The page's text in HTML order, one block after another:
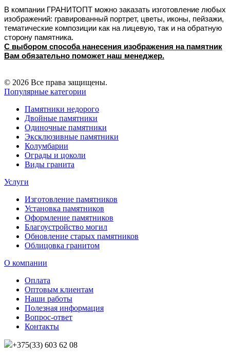
В компании ГРАНИТОПТ можно заказать изготовление любых
изображений: гравированный портрет, цветы, иконы, пейзажи,
тематические композиции как на лицевую, так и на обратную
сторону памятника.
С выбором способа нанесения изображения на памятник
Вам обязательно поможет наш менеджер.
© 2026 Все права защищены.
Популярные категории
Памятники недорого
Двойные памятники
Одиночные памятники
Эксклюзивные памятники
Колумбарии
Ограды и цоколи
Виды гранита
Услуги
Изготовление памятников
Установка памятников
Оформление памятников
Благоустройство могил
Обновление старых памятников
Облицовка гранитом
О компании
Оплата
Оптовым клиентам
Наши работы
Полезная информация
Вопрос-ответ
Контакты
+375(33) 603 62 08